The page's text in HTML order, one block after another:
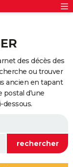
des décès des
ou trouver
ancien en tapant
postal d'une